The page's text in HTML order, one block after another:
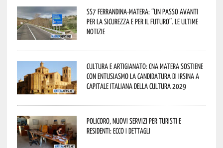
SS7 Ferrandina-Matera: “Un passo avanti
per la sicurezza e per il futuro”. Le ultime
notizie
Cultura e Artigianato: CNA Matera sostiene
con entusiasmo la candidatura di Irsina a
Capitale Italiana della Cultura 2029
Policoro, nuovi servizi per turisti e
residenti: ecco i dettagli